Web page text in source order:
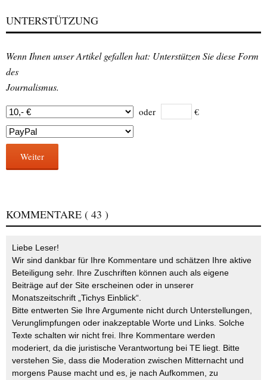
UNTERSTÜTZUNG
Wenn Ihnen unser Artikel gefallen hat: Unterstützen Sie diese Form
des
Journalismus.
oder €
Weiter
KOMMENTARE ( 43 )
Liebe Leser!
Wir sind dankbar für Ihre Kommentare und schätzen Ihre aktive
Beteiligung sehr. Ihre Zuschriften können auch als eigene
Beiträge auf der Site erscheinen oder in unserer
Monatszeitschrift „Tichys Einblick“.
Bitte entwerten Sie Ihre Argumente nicht durch Unterstellungen,
Verunglimpfungen oder inakzeptable Worte und Links. Solche
Texte schalten wir nicht frei. Ihre Kommentare werden
moderiert, da die juristische Verantwortung bei TE liegt. Bitte
verstehen Sie, dass die Moderation zwischen Mitternacht und
morgens Pause macht und es, je nach Aufkommen, zu